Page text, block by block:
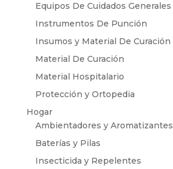
Equipos De Cuidados Generales
Instrumentos De Punción
Insumos y Material De Curación
Material De Curación
Material Hospitalario
Protección y Ortopedia
Hogar
Ambientadores y Aromatizantes
Baterías y Pilas
Insecticida y Repelentes